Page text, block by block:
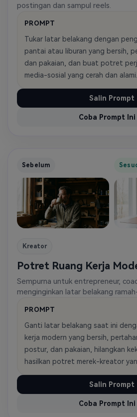
postingan dan sampul reels.
PROMPT
Tukar latar belakang dengan
pantai atau liburan yang bersih,
dan pakaian, dan buat potret
media-sosial yang cerah dan alami.
Salin Prompt
Coba Prompt
Sebelum
Kreator
Potret Ruang Kerja
Sempurna untuk entrepreneur,
menginginkan latar belakang
PROMPT
Ganti latar belakang saat ini
kerja modern yang bersih,
postur, dan pakaian, hilangkan
hasilkan potret merek-kreator
Salin Prompt
Coba Prompt